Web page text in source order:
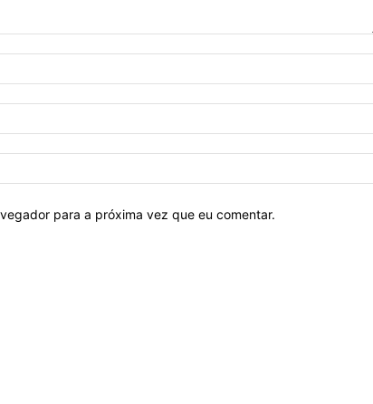
para a próxima vez que eu comentar.